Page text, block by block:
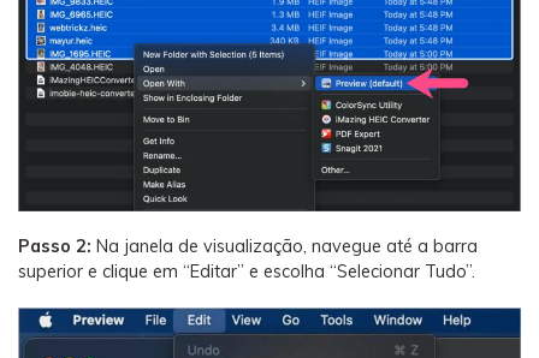
Passo 2: Na janela de visualização, navegue até a barra
superior e clique em “Editar” e escolha “Selecionar Tudo”.